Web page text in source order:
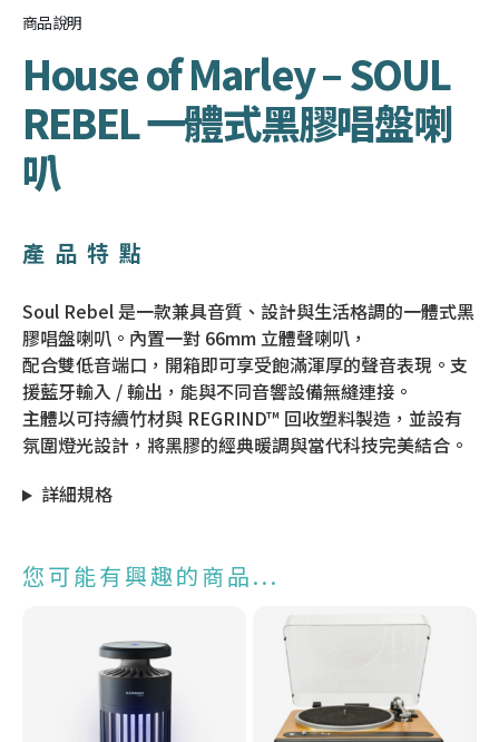
商品說明
House of Marley – SOUL
REBEL 一體式黑膠唱盤喇
叭
產品特點
Soul Rebel 是一款兼具音質、設計與生活格調的一體式黑
膠唱盤喇叭。內置一對 66mm 立體聲喇叭，
配合雙低音端口，開箱即可享受飽滿渾厚的聲音表現。支
援藍牙輸入 / 輸出，能與不同音響設備無縫連接。
主體以可持續竹材與 REGRIND™ 回收塑料製造，並設有
氛圍燈光設計，將黑膠的經典暖調與當代科技完美結合。
詳細規格
您可能有興趣的商品...